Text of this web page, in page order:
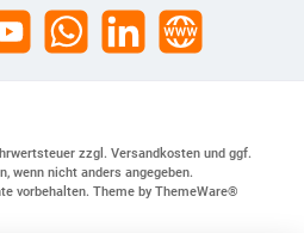
zzgl. Versandkosten und ggf.
wenn nicht anders angegeben.
vorbehalten. Theme by ThemeWare®